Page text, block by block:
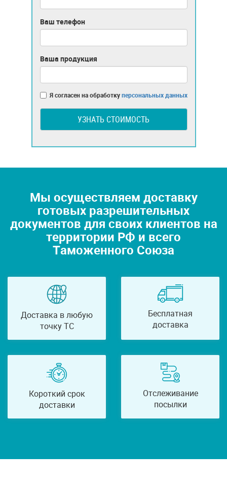
Ваш телефон
Ваша продукция
Я согласен на обработкуперсональных данных
УЗНАТЬ СТОИМОСТЬ
Мы осуществляем доставку
готовых разрешительных
документов для своих клиентов на
территории РФ и всего
Таможенного Союза
Доставка в любую
точку ТС
Бесплатная
доставка
Короткий срок
доставки
Отслеживание
посылки